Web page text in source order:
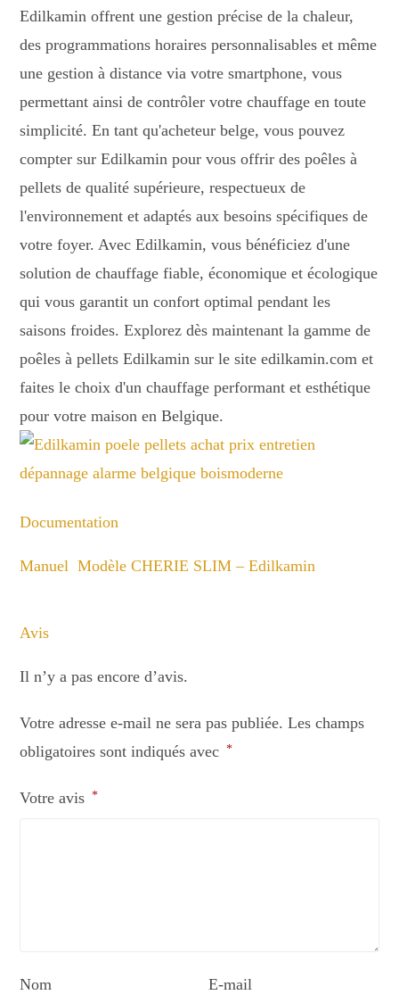
Edilkamin offrent une gestion précise de la chaleur,
des programmations horaires personnalisables et même
une gestion à distance via votre smartphone, vous
permettant ainsi de contrôler votre chauffage en toute
simplicité. En tant qu'acheteur belge, vous pouvez
compter sur Edilkamin pour vous offrir des poêles à
pellets de qualité supérieure, respectueux de
l'environnement et adaptés aux besoins spécifiques de
votre foyer. Avec Edilkamin, vous bénéficiez d'une
solution de chauffage fiable, économique et écologique
qui vous garantit un confort optimal pendant les
saisons froides. Explorez dès maintenant la gamme de
poêles à pellets Edilkamin sur le site edilkamin.com et
faites le choix d'un chauffage performant et esthétique
pour votre maison en Belgique.
Documentation
Manuel Modèle CHERIE SLIM – Edilkamin
Avis
Il n’y a pas encore d’avis.
Votre adresse e-mail ne sera pas publiée. Les champs
obligatoires sont indiqués avec *
Votre avis *
Nom E-mail